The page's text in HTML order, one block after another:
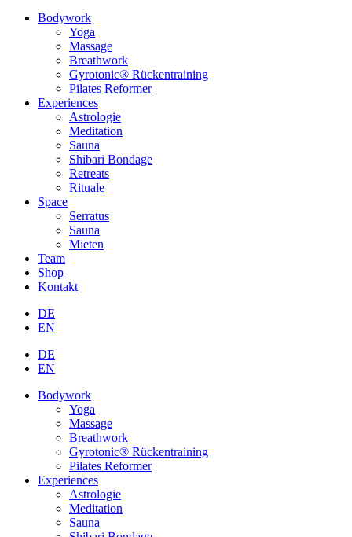
Bodywork
Yoga
Massage
Breathwork
Gyrotonic® Rückentraining
Pilates Reformer
Experiences
Astrologie
Meditation
Sauna
Shibari Bondage
Retreats
Rituale
Space
Serratus
Sauna
Mieten
Team
Shop
Kontakt
DE
EN
DE
EN
Bodywork
Yoga
Massage
Breathwork
Gyrotonic® Rückentraining
Pilates Reformer
Experiences
Astrologie
Meditation
Sauna